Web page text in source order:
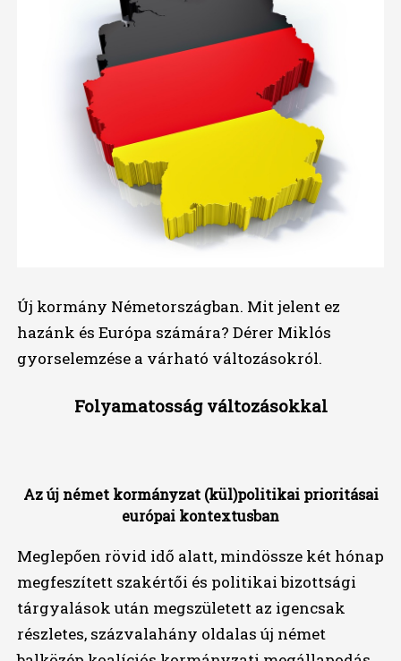
Új kormány Németországban. Mit jelent ez
hazánk és Európa számára? Dérer Miklós
gyorselemzése a várható változásokról.
Folyamatosság változásokkal
Az új német kormányzat (kül)politikai prioritásai
európai kontextusban
Meglepően rövid idő alatt, mindössze két hónap
megfeszített szakértői és politikai bizottsági
tárgyalások után megszületett az igencsak
részletes, százvalahány oldalas új német